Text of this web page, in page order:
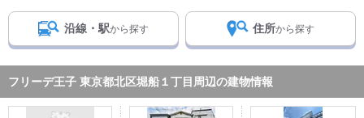
沿線・駅から探す 住所から探す
フリーデ王子 東京都北区堀船１丁目周辺の建物情報